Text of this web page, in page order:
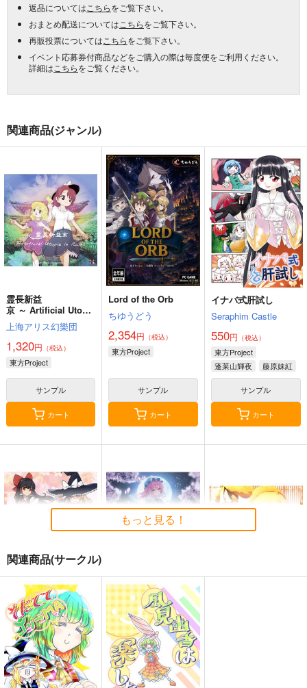
返品については こちらをご覧下さい。
おまとめ配送については こちらをご覧下さい。
再販投票については こちらをご覧下さい。
イベント応募券付商品などをご購入の際は毎度便をご利用ください。
詳細は こちらをご覧ください。
関連商品(ジャンル)
霊長新益
京 ～ Artificial Utopia
in Ruins.
上海アリス幻樂団
1,320円 （税込）
東方Project
サンプル
カート
Lord of the Orb
ちゆうどう
2,354円 （税込）
東方Project
サンプル
カート
イナバ式肝試し
Seraphim Castle
550円 （税込）
東方Project
蓬莱山輝夜
藤原妹紅
サンプル
カート
東方M-1ぐらんぷり音
楽集３
あ～るの～と
2,750円（税込）
東方Project
零れ桜／黄昏模様の感
情論
幽閉サテライト
2,750円（税込）
東方Project
もっと見る！
関連商品(サークル)